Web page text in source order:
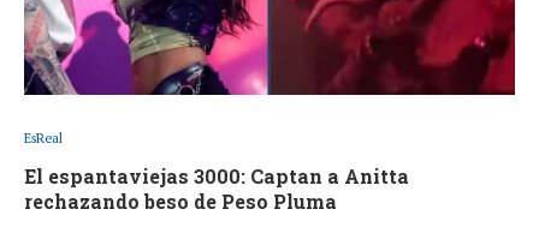
EsReal
El espantaviejas 3000: Captan a Anitta
rechazando beso de Peso Pluma